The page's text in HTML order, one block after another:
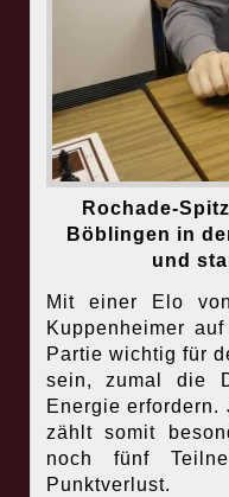
Rochade-
Böblingen in
und
Mit einer Elo
Kuppenheimer
Partie wichtig für
sein, zumal die
Energie
zählt somit
noch fünf
Punktverlust.